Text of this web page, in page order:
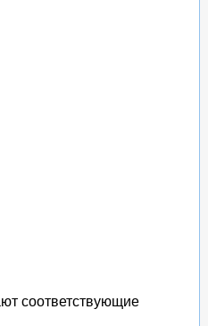
соответствующие